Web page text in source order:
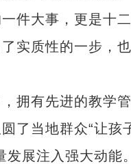
件大事，更是十
实质性的一步，
拥有先进的教学
了当地群众“让孩
展注入强大动能。